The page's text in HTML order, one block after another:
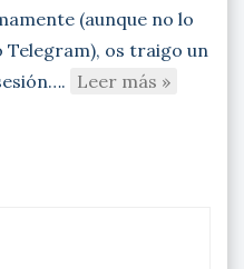
(aunque no lo
Telegram), os traigo un
Leer más »